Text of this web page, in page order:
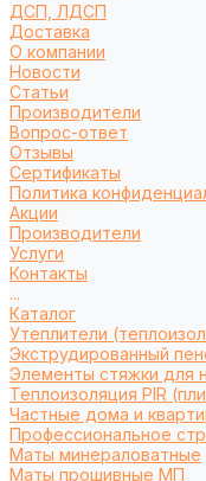
ДСП, ЛДСП
Доставка
О компании
Новости
Статьи
Производители
Вопрос-ответ
Отзывы
Сертификаты
Политика
Акции
Производители
Услуги
Контакты
...
Каталог
Утеплители
Экструдированный
Элементы стяжки для
Теплоизоляция PIR
Частные дома и
Профессиональное
Маты минераловатные
Маты прошивные МП